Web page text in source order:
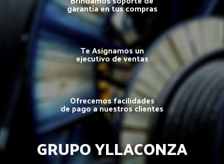
garantía en tus compras
Te Asignamos un
ejecutivo de ventas
Ofrecemos facilidades
de pago a nuestros clientes
GRUPO YLLACONZA